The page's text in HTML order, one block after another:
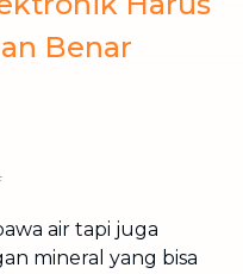
Benar
air tapi juga
mineral yang bisa